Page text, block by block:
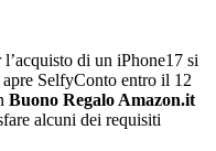
di un iPhone17 si
SelfyConto entro il 12
Buono Regalo Amazon.it
alcuni dei requisiti